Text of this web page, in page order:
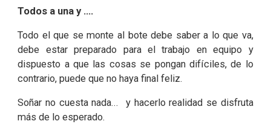
Todos a una y ….
Todo el que se monte al bote debe saber a lo que va,
debe estar preparado para el trabajo en equipo y
dispuesto a que las cosas se pongan difíciles, de lo
contrario, puede que no haya final feliz.
Soñar no cuesta nada... y hacerlo realidad se disfruta
más de lo esperado.